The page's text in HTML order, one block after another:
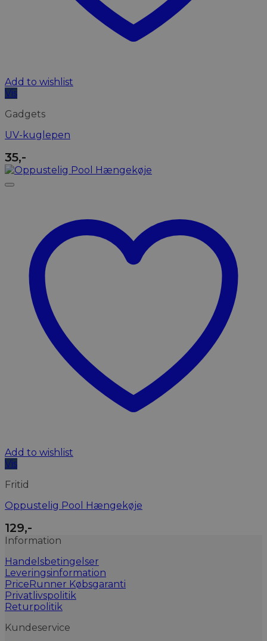
Add to wishlist
Vis
Gadgets
UV-kuglepen
35,-
Add to wishlist
Vis
Fritid
Oppustelig Pool Hængekøje
129,-
Information
Handelsbetingelser
Leveringsinformation
PriceRunner Købsgaranti
Privatlivspolitik
Returpolitik
Kundeservice